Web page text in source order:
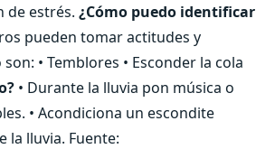
de estrés. ¿Cómo puedo identificar
pueden tomar actitudes y
• Temblores • Esconder la cola
• Durante la lluvia pon música o
• Acondiciona un escondite
la lluvia. Fuente: